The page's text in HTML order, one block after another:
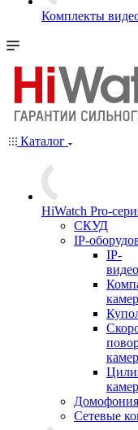
Комплекты
Каталог
HiWatch Pro-
CКУД
IP-
IP-
Домофония
Сетевые